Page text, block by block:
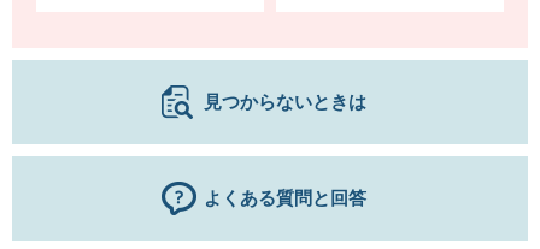
見つからないときは
よくある質問と回答